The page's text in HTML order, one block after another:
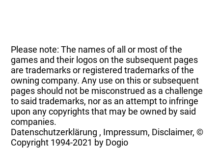
Please note: The names of all or most of the
games and their logos on the subsequent pages
are trademarks or registered trademarks of the
owning company. Any use on this or subsequent
pages should not be misconstrued as a challenge
to said trademarks, nor as an attempt to infringe
upon any copyrights that may be owned by said
companies.
Datenschutzerklärung , Impressum, Disclaimer, ©
Copyright 1994-2021 by Dogio